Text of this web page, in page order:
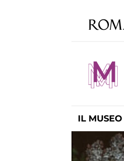
IL MUSEO